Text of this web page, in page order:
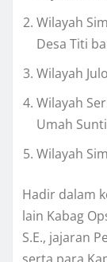
Wilayah
Desa Titi
Wilayah
Wilayah
Umah
Wilayah
Hadir dalam
lain Kabag
S.E., jajaran